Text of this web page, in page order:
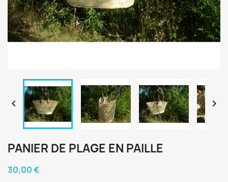
 
PANIER DE PLAGE EN PAILLE
30,00 €